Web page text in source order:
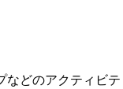
どのアクティビ